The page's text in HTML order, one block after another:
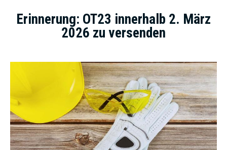
Erinnerung: OT23 innerhalb 2. März
2026 zu versenden